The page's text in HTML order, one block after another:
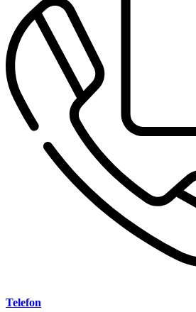
Telefon